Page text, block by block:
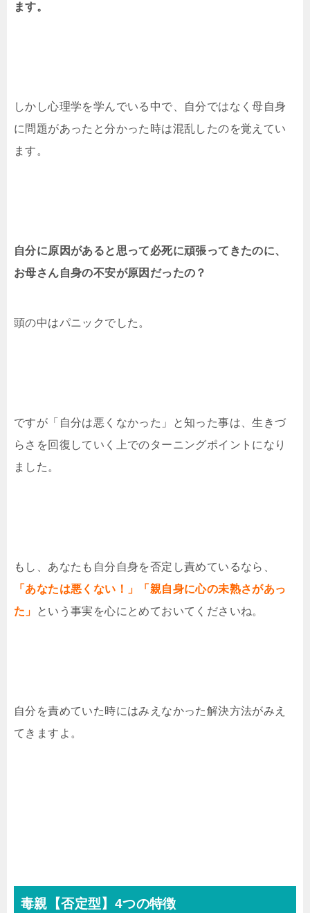
ます。
しかし心理学を学んでいる中で、自分ではなく母自身
に問題があったと分かった時は混乱したのを覚えてい
ます。
自分に原因があると思って必死に頑張ってきたのに、
お母さん自身の不安が原因だったの？
頭の中はパニックでした。
ですが「自分は悪くなかった」と知った事は、生きづ
らさを回復していく上でのターニングポイントになり
ました。
もし、あなたも自分自身を否定し責めているなら、
「あなたは悪くない！」
「親自身に心の未熟さがあっ
た」
という事実を心にとめておいてくださいね。
自分を責めていた時にはみえなかった解決方法がみえ
てきますよ。
毒親【否定型】4つの特徴